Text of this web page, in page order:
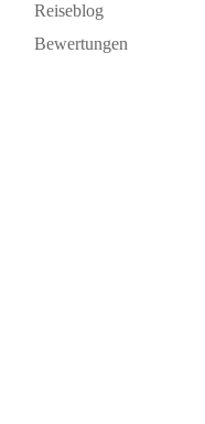
Reiseblog
Bewertungen